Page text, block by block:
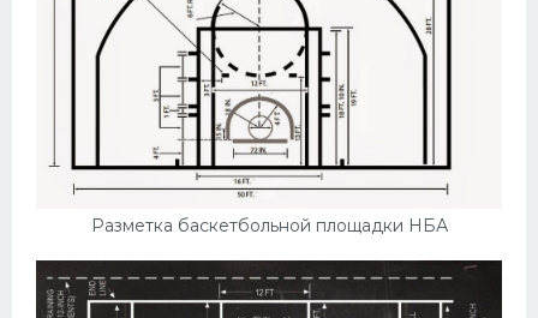
Разметка баскетбольной площадки НБА